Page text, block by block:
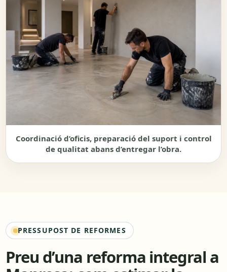
Coordinació d’oficis, preparació del suport i control
de qualitat abans d’entregar l’obra.
PRESSUPOST DE REFORMES
Preu d’una reforma integral a